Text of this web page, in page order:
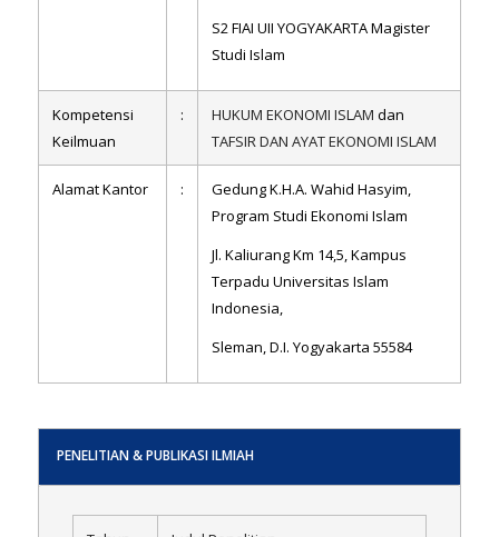
S2 FIAI UII YOGYAKARTA Magister
Studi Islam
Kompetensi
Keilmuan
: HUKUM EKONOMI ISLAM dan
TAFSIR DAN AYAT EKONOMI ISLAM
Alamat Kantor :
Gedung K.H.A. Wahid Hasyim,
Program Studi Ekonomi Islam
Jl. Kaliurang Km 14,5, Kampus
Terpadu Universitas Islam
Indonesia,
Sleman, D.I. Yogyakarta 55584
PENELITIAN & PUBLIKASI ILMIAH